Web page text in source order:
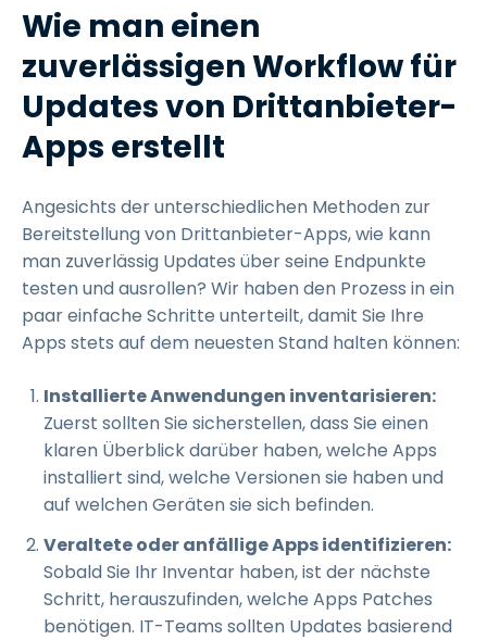
Wie man einen
zuverlässigen Workflow für
Updates von Drittanbieter-
Apps erstellt
Angesichts der unterschiedlichen Methoden zur
Bereitstellung von Drittanbieter-Apps, wie kann
man zuverlässig Updates über seine Endpunkte
testen und ausrollen? Wir haben den Prozess in ein
paar einfache Schritte unterteilt, damit Sie Ihre
Apps stets auf dem neuesten Stand halten können:
Installierte Anwendungen inventarisieren:
Zuerst sollten Sie sicherstellen, dass Sie einen
klaren Überblick darüber haben, welche Apps
installiert sind, welche Versionen sie haben und
auf welchen Geräten sie sich befinden.
Veraltete oder anfällige Apps identifizieren:
Sobald Sie Ihr Inventar haben, ist der nächste
Schritt, herauszufinden, welche Apps Patches
benötigen. IT-Teams sollten Updates basierend